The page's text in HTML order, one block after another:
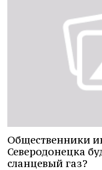
Общественники
Северодонецка
сланцевый газ?